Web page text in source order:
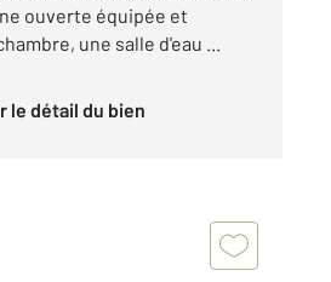
ouverte équipée et
une salle d'eau ...
le détail du bien